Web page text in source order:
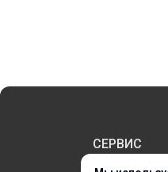
СЕРВИС